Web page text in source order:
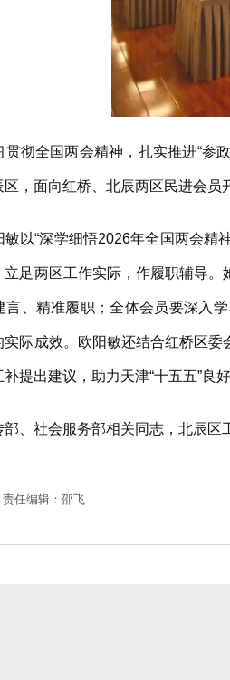
全国两会精神，扎实推进“参政
区，面向红桥、北辰两区民进会员
“深学细悟2026年全国两会精神
立足两区工作实际，作履职辅导
言、精准履职；全体会员要深入
实际成效。欧阳敏还结合红桥区
提出建议，助力天津“十五五”良好
社会服务部相关同志，北辰区
责任编辑：邵飞